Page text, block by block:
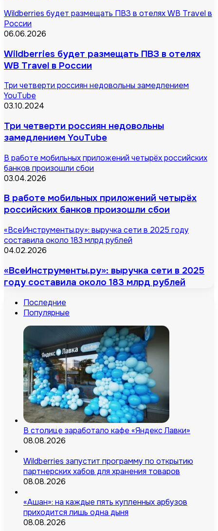
Wildberries будет размещать ПВЗ в отелях WB Travel в
России
06.06.2026
Wildberries будет размещать ПВЗ в отелях
WB Travel в России
Три четверти россиян недовольны замедлением
YouTube
03.10.2024
Три четверти россиян недовольны
замедлением YouTube
В работе мобильных приложений четырёх российских
банков произошли сбои
03.04.2026
В работе мобильных приложений четырёх
российских банков произошли сбои
«ВсеИнструменты.ру»: выручка сети в 2025 году
составила около 183 млрд рублей
04.02.2026
«ВсеИнструменты.ру»: выручка сети в 2025
году составила около 183 млрд рублей
Последние
Популярные
В столице заработало кафе «Яндекс Лавки»
08.08.2026
Wildberries запустит программу по открытию
партнерских хабов для хранения товаров
08.08.2026
«Ашан»: на каждые пять купленных арбузов
приходится лишь одна дыня
08.08.2026